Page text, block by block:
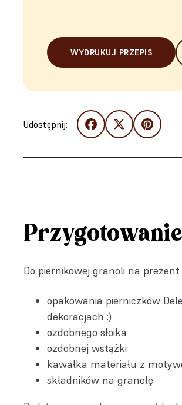
WYDRUKUJ PRZEPIS
Udostępnij:
Przygotowanie
Do piernikowej granoli na
opakowania pierniczków
dekoracjach :)
ozdobnego słoika
ozdobnej wstążki
kawałka materiału z
składników na granolę